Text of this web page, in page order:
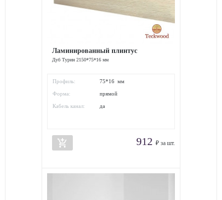
Ламинированный плинтус
Дуб Турин 2150*75*16 мм
Профиль: 75*16 мм
Форма: прямой
Кабель канал: да
add_shopping_cart 912 ₽ за шт.